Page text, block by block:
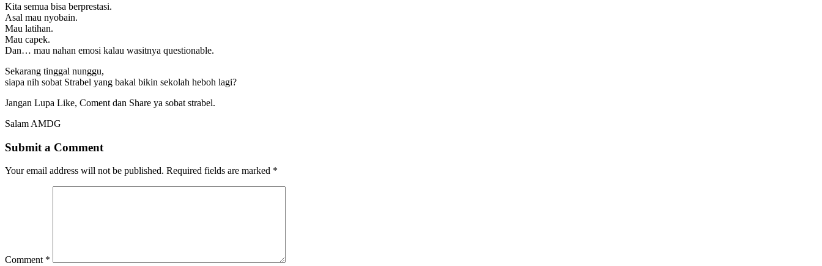
Kita semua bisa berprestasi.
Asal mau nyobain.
Mau latihan.
Mau capek.
Dan… mau nahan emosi kalau wasitnya questionable.
Sekarang tinggal nunggu,
siapa nih sobat Strabel yang bakal bikin sekolah heboh lagi?
Jangan Lupa Like, Coment dan Share ya sobat strabel.
Salam AMDG
Submit a Comment
Your email address will not be published. Required fields are marked *
Comment *